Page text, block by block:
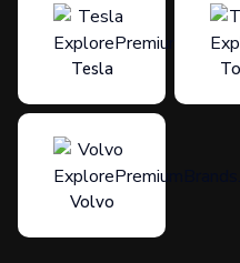
Tesla
Volvo